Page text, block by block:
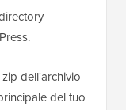
dell'archivio
del tuo